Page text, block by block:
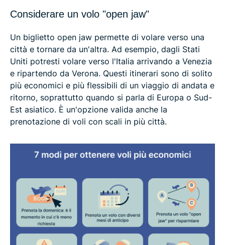
Considerare un volo "open jaw"
Un biglietto open jaw permette di volare verso una
città e tornare da un'altra. Ad esempio, dagli Stati
Uniti potresti volare verso l'Italia arrivando a Venezia
e ripartendo da Verona. Questi itinerari sono di solito
più economici e più flessibili di un viaggio di andata e
ritorno, soprattutto quando si parla di Europa o Sud-
Est asiatico. È un'opzione valida anche la
prenotazione di voli con scali in più città.